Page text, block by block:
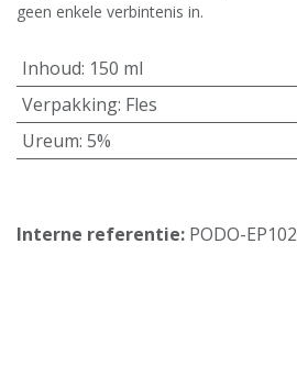
geen enkele verbintenis in.
Inhoud: 150 ml
Verpakking: Fles
Ureum: 5%
Interne referentie: PODO-EP102